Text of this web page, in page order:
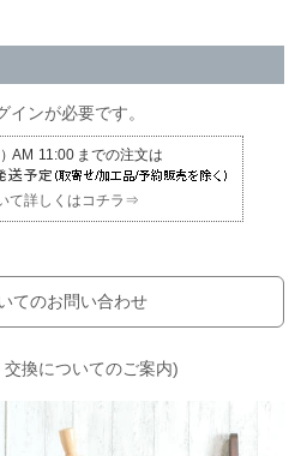
ンが必要です。
て詳しくはコチラ⇒
てのお問い合わせ
換についてのご案内)